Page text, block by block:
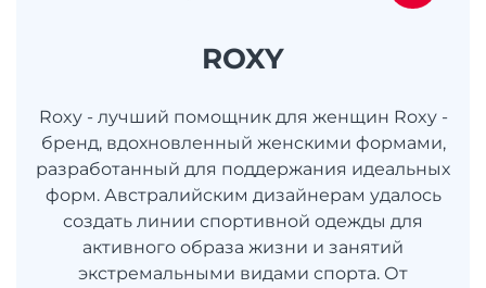
ROXY
Roxy - лучший помощник для женщин Roxy -
бренд, вдохновленный женскими формами,
разработанный для поддержания идеальных
форм. Австралийским дизайнерам удалось
создать линии спортивной одежды для
активного образа жизни и занятий
экстремальными видами спорта. От